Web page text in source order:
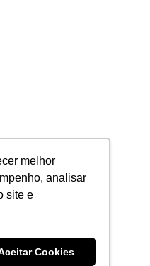
melhor
analisar
site e
Cookies